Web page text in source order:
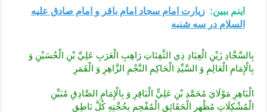
اینم ببین: زیارت امام سجاد امام باقر و امام صادق علیه
السلام در سه شنبه
بِالسَّجَّادِ زَيْنِ الْعِبَادِ ذِي الثَّفِنَاتِ رَاهِبِ الْعَرَبِ عَلِيِّ بْنِ الْحُسَيْنِ وَ
بِالْإِمَامِ الْعَالِمِ وَ السَّيِّدِ الْحَاكِمِ النَّجْمِ الزَّاهِرِ وَ الْقَمَرِ
الْبَاهِرِ مَوْلَايَ مُحَمَّدِ بْنِ عَلِيٍّ الْبَاقِرِ وَ بِالْإِمَامِ الصَّادِقِ مُبَيِّنِ
الْمُشْكِلَاتِ مُظْهِرِ الْحَقَائِقِ الْمُفْحِمِ بِحُجَّتِهِ كُلَّ نَاطِقٍ